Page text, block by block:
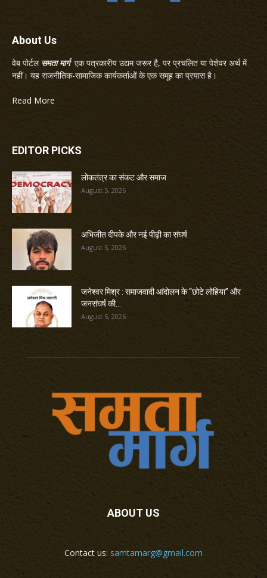
About Us
वेब पोर्टल समता मार्गएक पत्रकारीय उद्यम जरूर है, पर प्रचलित या पेशेवर अर्थ में
नहीं। यह राजनीतिक-सामाजिक कार्यकर्ताओं के एक समूह का प्रयास है।
Read More
EDITOR PICKS
लोकतंत्र का संकट और समाज
August 5, 2026
अभिजीत दीपके और नई पीढ़ी का संघर्ष
August 5, 2026
जनेश्वर मिश्र : समाजवादी आंदोलन के “छोटे लोहिया” और
जनसंघर्ष की...
August 5, 2026
ABOUT US
Contact us: samtamarg@gmail.com